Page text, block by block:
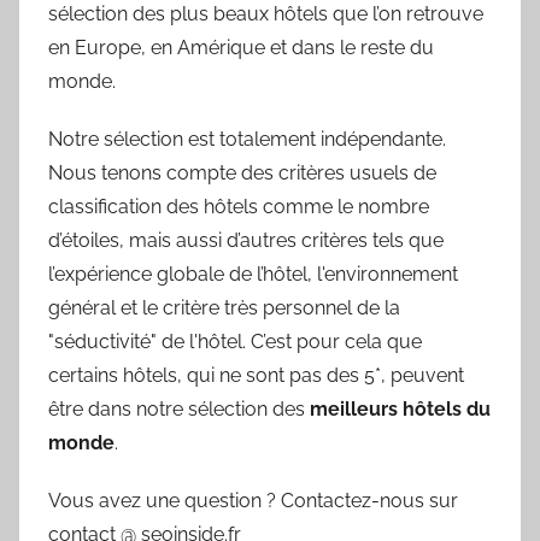
sélection des plus beaux hôtels que l’on retrouve
en Europe, en Amérique et dans le reste du
monde.
Notre sélection est totalement indépendante.
Nous tenons compte des critères usuels de
classification des hôtels comme le nombre
d’étoiles, mais aussi d’autres critères tels que
l’expérience globale de l’hôtel, l'environnement
général et le critère très personnel de la
"séductivité" de l'hôtel. C’est pour cela que
certains hôtels, qui ne sont pas des 5*, peuvent
être dans notre sélection des meilleurs hôtels du
monde.
Vous avez une question ? Contactez-nous sur
contact @ seoinside.fr